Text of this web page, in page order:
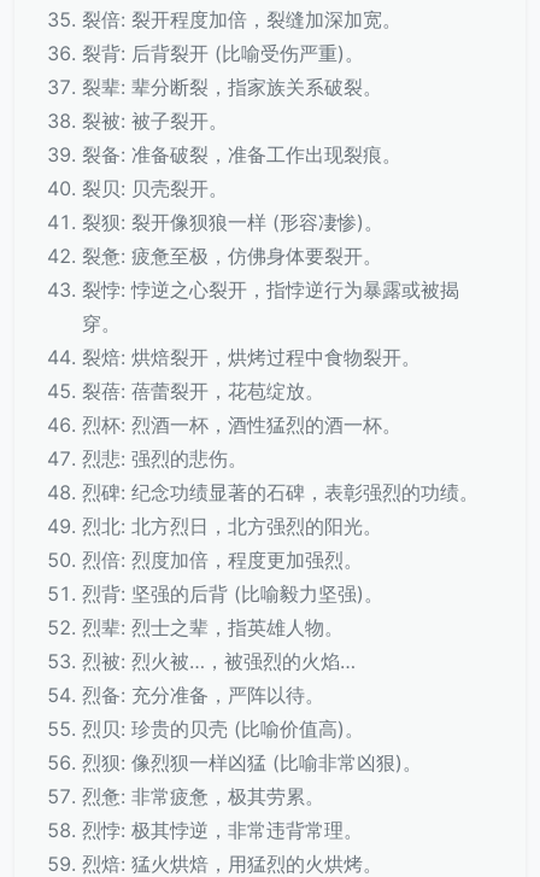
裂倍: 裂开程度加倍，裂缝加深加宽。
裂背: 后背裂开 (比喻受伤严重)。
裂辈: 辈分断裂，指家族关系破裂。
裂被: 被子裂开。
裂备: 准备破裂，准备工作出现裂痕。
裂贝: 贝壳裂开。
裂狈: 裂开像狈狼一样 (形容凄惨)。
裂惫: 疲惫至极，仿佛身体要裂开。
裂悖: 悖逆之心裂开，指悖逆行为暴露或被揭
穿。
裂焙: 烘焙裂开，烘烤过程中食物裂开。
裂蓓: 蓓蕾裂开，花苞绽放。
烈杯: 烈酒一杯，酒性猛烈的酒一杯。
烈悲: 强烈的悲伤。
烈碑: 纪念功绩显著的石碑，表彰强烈的功绩。
烈北: 北方烈日，北方强烈的阳光。
烈倍: 烈度加倍，程度更加强烈。
烈背: 坚强的后背 (比喻毅力坚强)。
烈辈: 烈士之辈，指英雄人物。
烈被: 烈火被…，被强烈的火焰…
烈备: 充分准备，严阵以待。
烈贝: 珍贵的贝壳 (比喻价值高)。
烈狈: 像烈狈一样凶猛 (比喻非常凶狠)。
烈惫: 非常疲惫，极其劳累。
烈悖: 极其悖逆，非常违背常理。
烈焙: 猛火烘焙，用猛烈的火烘烤。